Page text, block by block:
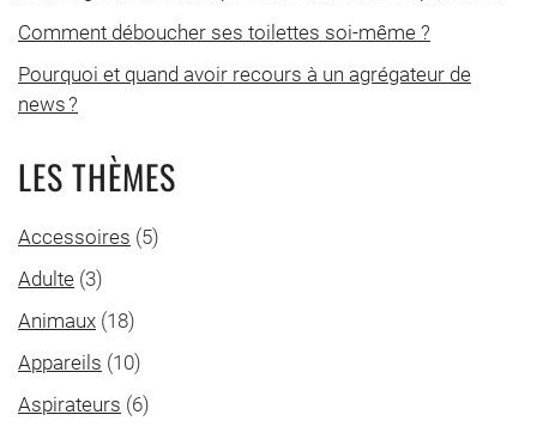
Comment déboucher ses toilettes soi-même ?
Pourquoi et quand avoir recours à un agrégateur de
news ?
LES THÈMES
Accessoires (5)
Adulte (3)
Animaux (18)
Appareils (10)
Aspirateurs (6)